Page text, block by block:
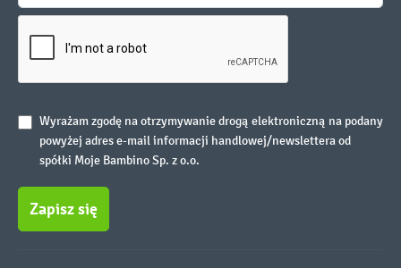
Wyrażam zgodę na otrzymywanie drogą elektroniczną na podany
powyżej adres e-mail informacji handlowej/newslettera od
spółki Moje Bambino Sp. z o.o.
Zapisz się